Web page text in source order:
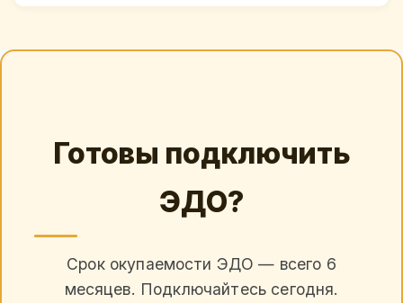
Готовы подключить
ЭДО?
Срок окупаемости ЭДО — всего 6
месяцев. Подключайтесь сегодня.